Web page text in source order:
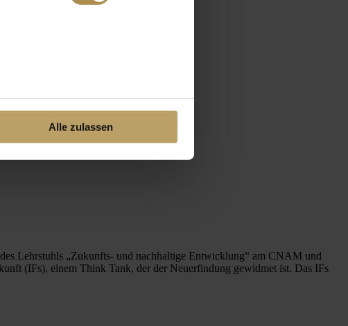
Alle zulassen
Lehrstuhls „Zukunfts- und nachhaltige Entwicklung“ am CNAM und
(IFs), einem Think Tank, der der Neuerfindung gewidmet ist. Das IFs